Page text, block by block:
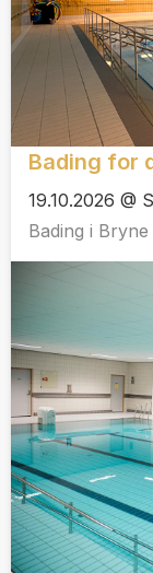
Bading for
19.10.2026 @
Bading i Bryne